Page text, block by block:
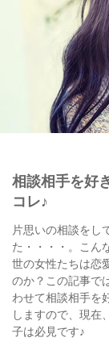
相談相手を好
コレ♪
片思いの相談をし
た・・・・。こん
世の女性たちは恋
のか？この記事で
わせて相談相手を
しますので、現在
子は必見です♪